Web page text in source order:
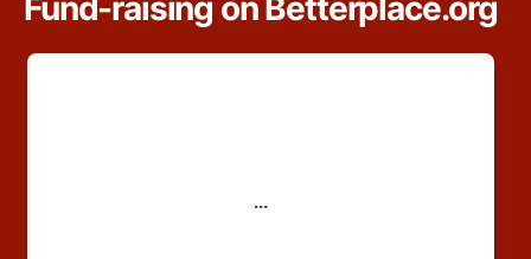
Fund-raising on Betterplace.org